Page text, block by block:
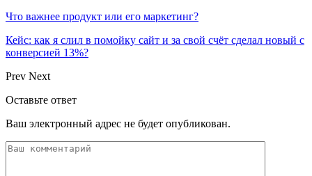
Что важнее продукт или его маркетинг?
Кейс: как я слил в помойку сайт и за свой счёт сделал новый с
конверсией 13%?
Prev Next
Оставьте ответ
Ваш электронный адрес не будет опубликован.